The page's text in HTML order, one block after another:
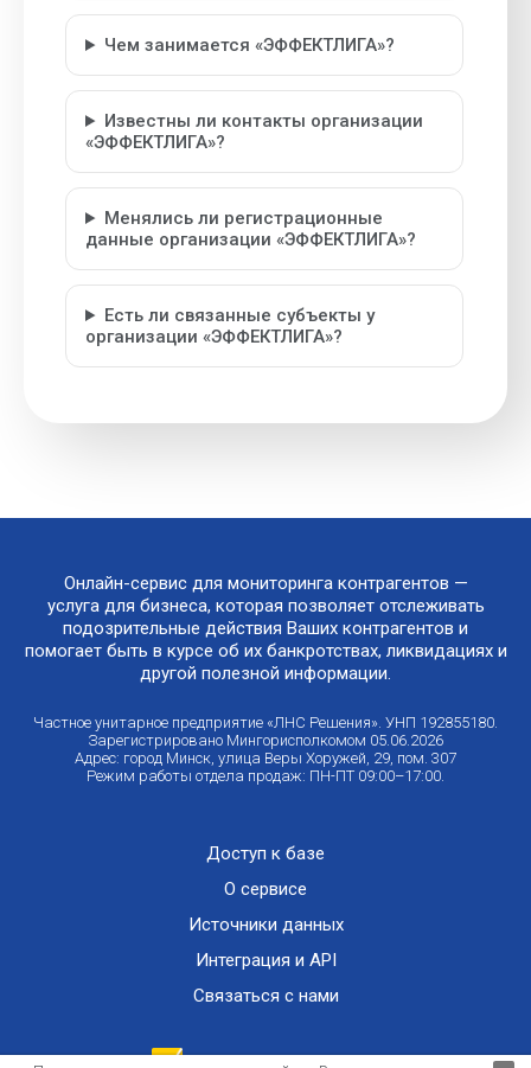
Чем занимается «ЭФФЕКТЛИГА»?
Известны ли контакты организации
«ЭФФЕКТЛИГА»?
Менялись ли регистрационные
данные организации «ЭФФЕКТЛИГА»?
Есть ли связанные субъекты у
организации «ЭФФЕКТЛИГА»?
Онлайн-сервис для мониторинга контрагентов —
услуга для бизнеса, которая позволяет отслеживать
подозрительные действия Ваших контрагентов и
помогает быть в курсе об их банкротствах, ликвидациях и
другой полезной информации.
Частное унитарное предприятие «ЛНС Решения». УНП 192855180.
Зарегистрировано Мингорисполкомом 05.06.2026
Адрес: город Минск, улица Веры Хоружей, 29, пом. 307
Режим работы отдела продаж: ПН-ПТ 09:00–17:00.
Доступ к базе
О сервисе
Источники данных
Интеграция и API
Связаться с нами